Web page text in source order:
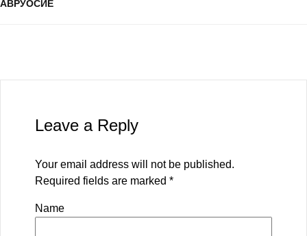
АВРУОСИЁ
Leave a Reply
Your email address will not be published.
Required fields are marked *
Name